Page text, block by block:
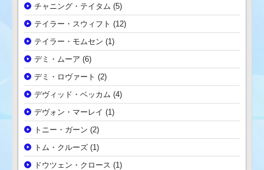
チャニング・テイタム (5)
テイラー・スウィフト (12)
テイラー・モムセン (1)
デミ・ムーア (6)
デミ・ロヴァート (2)
デヴィッド・ベッカム (4)
デヴォン・マーレイ (1)
トニー・ガーン (2)
トム・クルーズ (1)
ドウツェン・クロース (1)